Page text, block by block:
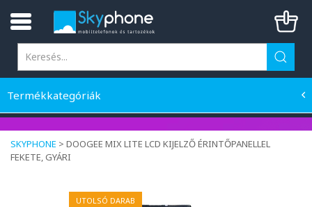
Termékkategóriák
SKYPHONE > DOOGEE MIX LITE LCD KIJELZŐ ÉRINTŐPANELLEL
FEKETE, GYÁRI
UTOLSÓ DARAB